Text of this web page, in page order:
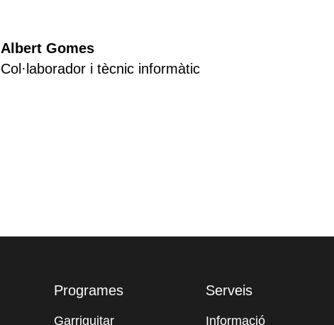
Albert Gomes
Col·laborador i tècnic informàtic
Programes
Garriguitar
Serveis
Informació